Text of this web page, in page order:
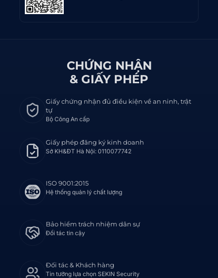
CHỨNG NHẬN
& GIẤY PHÉP
Giấy chứng nhận đủ điều kiện về an ninh, trật
tự
Bộ Công An cấp
Giấy phép đăng ký kinh doanh
Sở KH&ĐT Hà Nội: 0110077742
ISO 9001:2015
Hệ thống quản lý chất lượng
Bảo hiểm trách nhiệm dân sự
Đối tác tin cậy
Đối tác & Khách hàng
Tin tưởng lựa chọn SEKIN Security